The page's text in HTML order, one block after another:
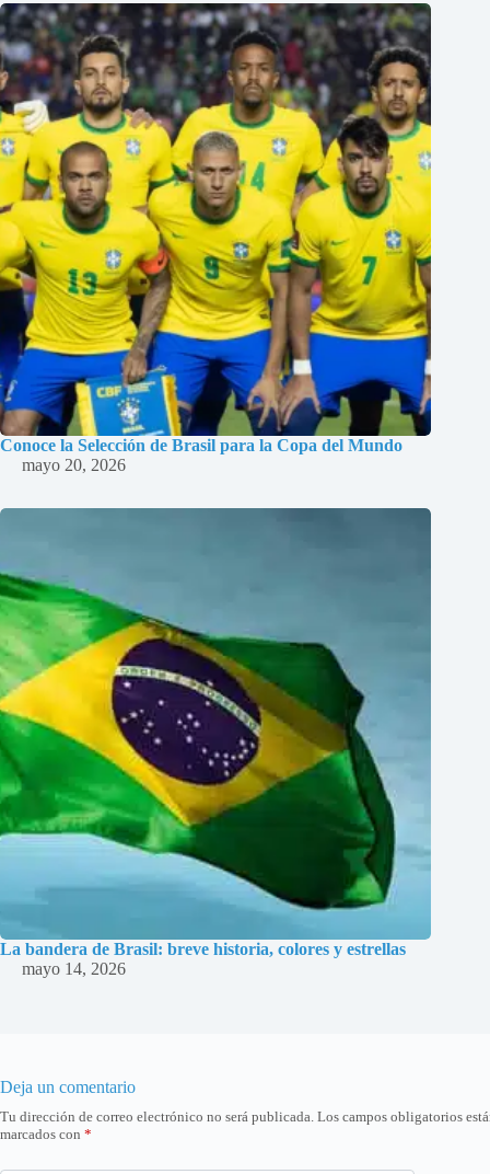
Conoce la Selección de Brasil para la Copa del Mundo
mayo 20, 2026
La bandera de Brasil: breve historia, colores y estrellas
mayo 14, 2026
Deja un comentario
Tu dirección de correo electrónico no será publicada. Los campos obligatorios
marcados con *